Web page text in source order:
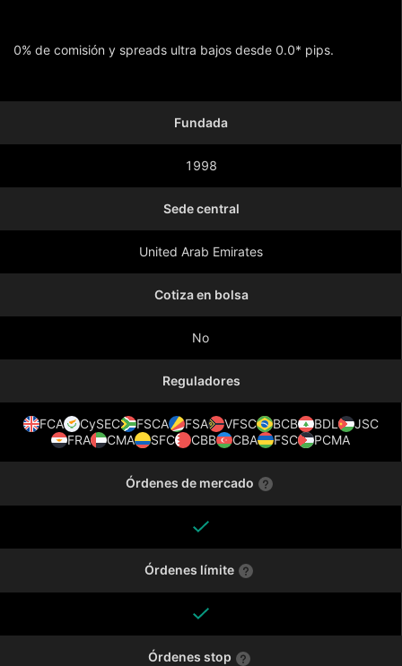
0% de comisión y spreads ultra bajos desde 0.0* pips.
Fundada
1998
Sede central
United Arab Emirates
Cotiza en bolsa
No
Reguladores
FCA CySEC FSCA FSA VFSC BCB BDL
JSC
FRA
CMA SFC CBB CBA FSC PCMA
Órdenes de mercado
Órdenes límite
Órdenes stop